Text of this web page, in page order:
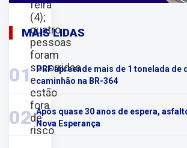
feira
(4);
quatro
pessoas
foram
socorridas
e
estão
fora
de
risco
MAIS LIDAS
01
PRF apreende mais de 1 tonelada de
caminhão na BR-364
02 Após quase 30 anos de espera,
Nova Esperança